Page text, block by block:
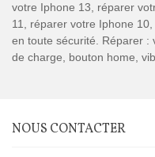
votre Iphone 13, réparer
11, réparer votre Iphone
en toute sécurité. Réparer :
de charge, bouton home,
NOUS CONTACTER